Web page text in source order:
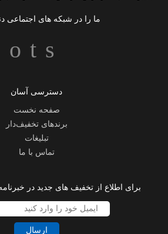
ما را در شبکه های اجتماعی
دسترسی آسان
صفحه نخست
برندهای تخفیف‌دار
تبلیغات
تماس با ما
برای اطلاع از تخفیف های جدید در
ارسال